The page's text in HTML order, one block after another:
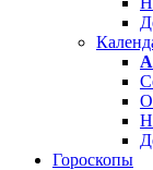
Гороскопы